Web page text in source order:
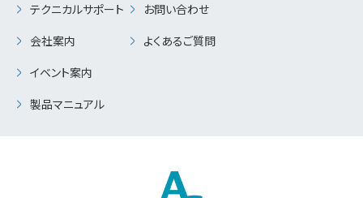
テクニカルサポート
会社案内
イベント案内
製品マニュアル
お問い合わせ
よくあるご質問